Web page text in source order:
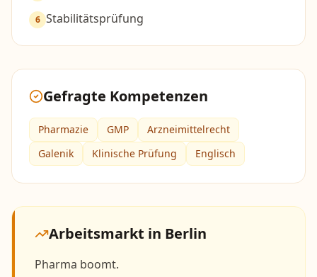
6 Stabilitätsprüfung
Gefragte Kompetenzen
Pharmazie GMP
Arzneimittelrecht
Galenik
Klinische Prüfung Englisch
Arbeitsmarkt in Berlin
Pharma boomt.